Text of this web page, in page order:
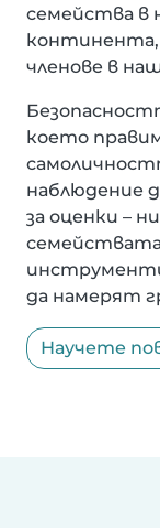
семейства в
континента,
членове в
което
наблюдение
за оценки –
да намерят
Научете